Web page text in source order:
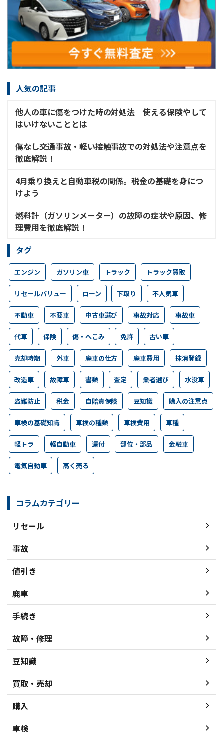
人気の記事
他人の車に傷をつけた時の対処法│使える保険やして
はいけないこととは
傷なし交通事故・軽い接触事故での対処法や注意点を
徹底解説！
4月乗り換えと自動車税の関係。税金の基礎を身につ
けよう
燃料計（ガソリンメーター）の故障の症状や原因、修
理費用を徹底解説！
タグ
エンジン ガソリン車 トラック トラック買取
リセールバリュー ローン 下取り 不人気車
不動車 不要車 中古車選び 事故対応 事故車
代車 保険 傷・へこみ 免許 古い車
売却時期 外車 廃車の仕方 廃車費用 抹消登録
改造車 故障車 書類 査定 業者選び 水没車
盗難防止 税金 自賠責保険 豆知識 購入の注意点
車検の基礎知識 車検の種類 車検費用 車種
軽トラ 軽自動車 還付 部位・部品 金融車
電気自動車 高く売る
コラムカテゴリー
リセール
事故
値引き
廃車
手続き
故障・修理
豆知識
買取・売却
購入
車検